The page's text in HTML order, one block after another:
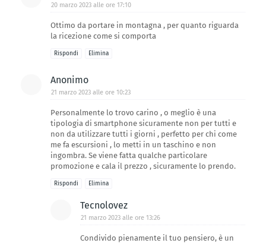
20 marzo 2023 alle ore 17:10
Ottimo da portare in montagna , per quanto riguarda
la ricezione come si comporta
Rispondi Elimina
Anonimo
21 marzo 2023 alle ore 10:23
Personalmente lo trovo carino , o meglio è una
tipologia di smartphone sicuramente non per tutti e
non da utilizzare tutti i giorni , perfetto per chi come
me fa escursioni , lo metti in un taschino e non
ingombra. Se viene fatta qualche particolare
promozione e cala il prezzo , sicuramente lo prendo.
Rispondi Elimina
Tecnolovez
21 marzo 2023 alle ore 13:26
Condivido pienamente il tuo pensiero, è un